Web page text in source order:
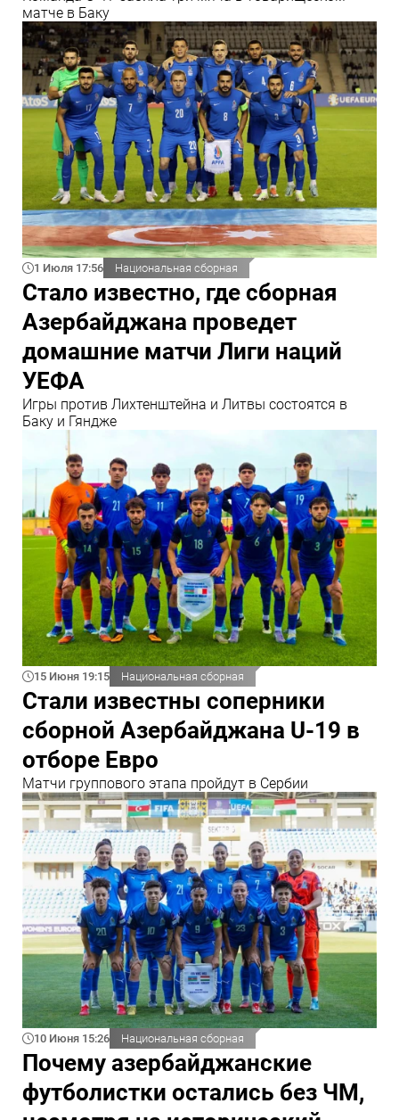
матче в Баку
1 Июля 17:56 Национальная сборная
Стало известно, где сборная
Азербайджана проведет
домашние матчи Лиги наций
УЕФА
Игры против Лихтенштейна и Литвы состоятся в
Баку и Гяндже
15 Июня 19:15 Национальная сборная
Стали известны соперники
сборной Азербайджана U-19 в
отборе Евро
Матчи группового этапа пройдут в Сербии
10 Июня 15:26 Национальная сборная
Почему азербайджанские
футболистки остались без ЧМ,